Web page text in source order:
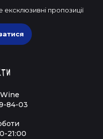
пропозиції
84-03
21:00